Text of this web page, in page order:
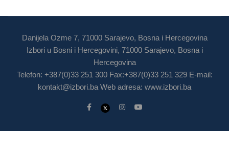
Danijela Ozme 7, 71000 Sarajevo, Bosna i Hercegovina
Izbori u Bosni i Hercegovini, 71000 Sarajevo, Bosna i
Hercegovina
Telefon: +387(0)33 251 300 Fax:+387(0)33 251 329 E-mail:
kontakt@izbori.ba Web adresa: www.izbori.ba